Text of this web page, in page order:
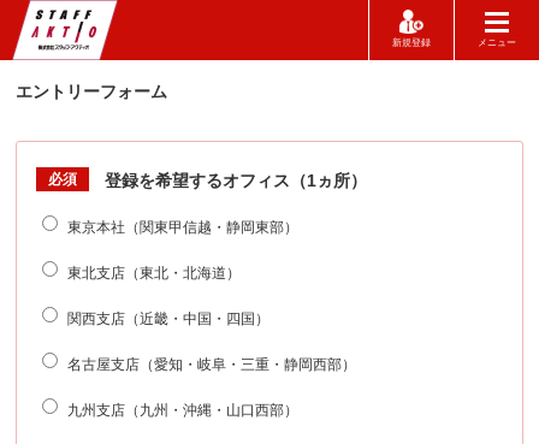
新規登録 メニュー
エントリーフォーム
必須 登録を希望するオフィス（1ヵ所）
東京本社（関東甲信越・静岡東部）
東北支店（東北・北海道）
関西支店（近畿・中国・四国）
名古屋支店（愛知・岐阜・三重・静岡西部）
九州支店（九州・沖縄・山口西部）